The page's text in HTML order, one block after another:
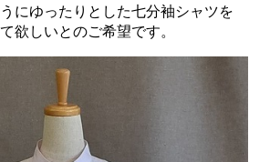
にゆったりとした七分袖シャツを
欲しいとのご希望です。